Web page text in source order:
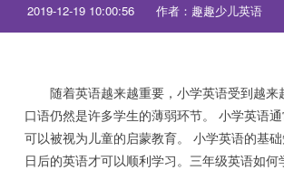
2019-12-19 10:00:56 作者：趣趣少儿英语
随着英语越来越重要，小学英语受到越来
口语仍然是许多学生的薄弱环节。 小学英语通
可以被视为儿童的启蒙教育。 小学英语的基础
日后的英语才可以顺利学习。三年级英语如